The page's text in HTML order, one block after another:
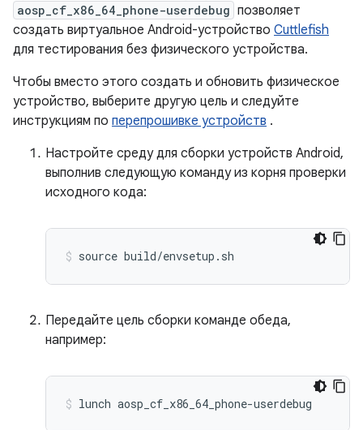
aosp_cf_x86_64_phone-userdebug позволяет
создать виртуальное Android-устройство Cuttlefish
для тестирования без физического устройства.
Чтобы вместо этого создать и обновить физическое
устройство, выберите другую цель и следуйте
инструкциям по перепрошивке устройств .
Настройте среду для сборки устройств Android,
выполнив следующую команду из корня проверки
исходного кода:
source build/envsetup . sh
Передайте цель сборки команде обеда,
например:
lunch aosp_cf_x86_64_phone-userdebug